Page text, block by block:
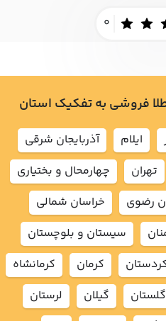
0
فروشی به تفکیک استان
ايلام
آذربايجان شرقي
تهران
چهارمحال و بختياري
رضوي
خراسان شمالي
سيستان و بلوچستان
كرمان
كرمانشاه
گلستان گيلان
لرستان